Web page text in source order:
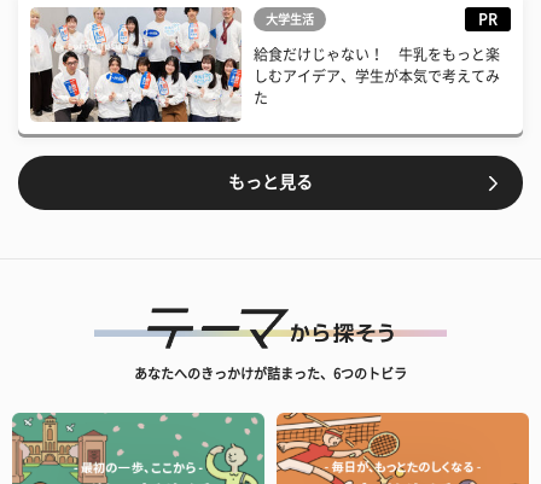
大学生活 PR
給食だけじゃない！ 牛乳をもっと楽
しむアイデア、学生が本気で考えてみ
た
もっと見る
あなたへのきっかけが詰まった、6つのトビラ